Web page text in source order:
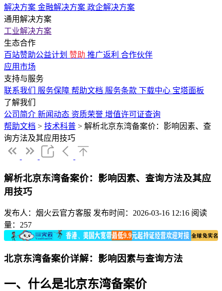
解决方案 金融解决方案 政企解决方案
通用解决方案
工业解决方案
生态合作
百站赞助公益计划 赞助 推广返利 合作伙伴
应用市场
支持与服务
联系我们
服务保障 帮助文档 服务条款 下载中心 宝塔面板
了解我们
公司简介 新闻动态 资质荣誉 增值许可证查询
帮助文档 > 技术科普 > 解析北京东湾备案价：影响因素、查
询方法及其应用技巧
解析北京东湾备案价：影响因素、查询方法及其应
用技巧
发布人：烟火云官方客服 发布时间：2026-03-16 12:16 阅读
量：257
北京东湾备案价详解：影响因素与查询方法
一、什么是北京东湾备案价